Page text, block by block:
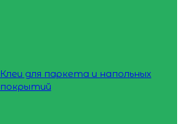
Клеи для паркета и напольных
покрытий